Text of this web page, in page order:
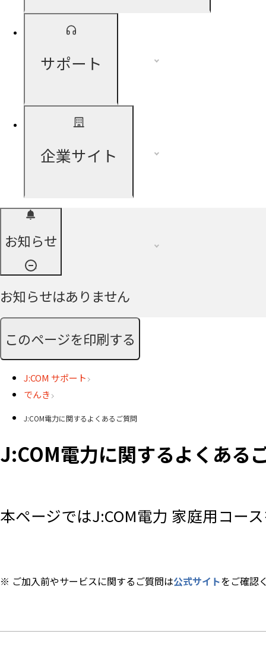
サポート
企業サイト
お知らせ
お知らせはありません
このページを印刷する
J:COM サポート
でんき
J:COM電力に関するよくあるご質問
J:COM電力に関するよくある
本ページではJ:COM電力 家庭用コー
※ ご加入前やサービスに関するご質問は公式サイトをご確認